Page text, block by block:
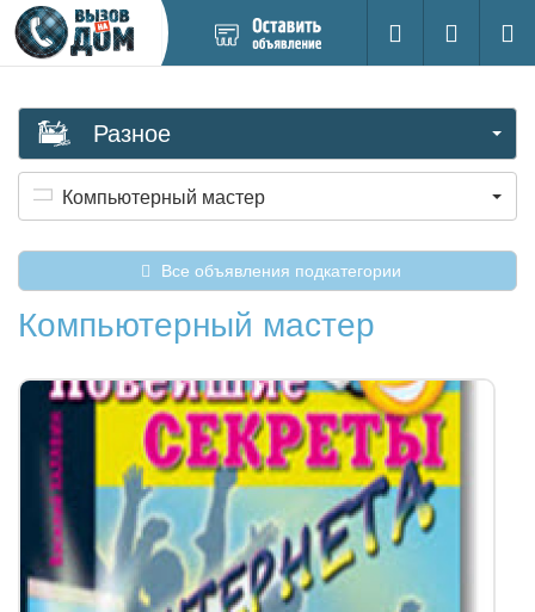
новое
Поиск
Вход на
Разное
Компьютерный мастер
Все объявления подкатегории
Компьютерный мастер